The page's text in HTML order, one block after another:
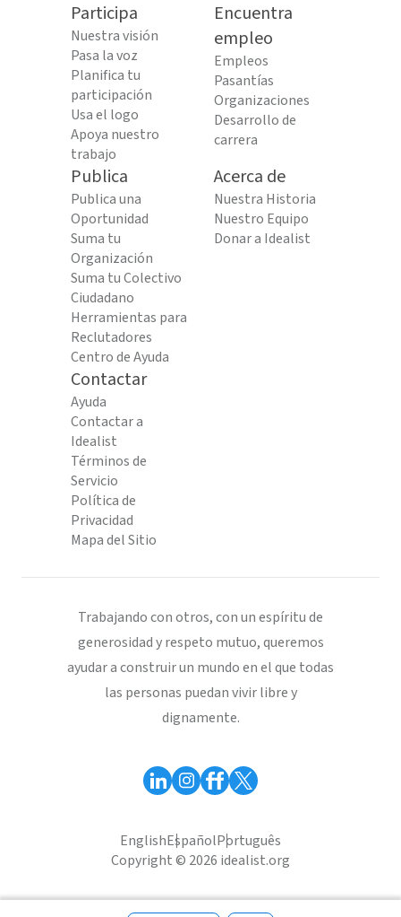
Participa
Nuestra visión
Pasa la voz
Planifica tu
participación
Usa el logo
Apoya nuestro
trabajo
Encuentra
empleo
Empleos
Pasantías
Organizaciones
Desarrollo de
carrera
Publica
Publica una
Oportunidad
Suma tu
Organización
Suma tu Colectivo
Ciudadano
Herramientas para
Reclutadores
Centro de Ayuda
Acerca de
Nuestra Historia
Nuestro Equipo
Donar a Idealist
Contactar
Ayuda
Contactar a
Idealist
Términos de
Servicio
Política de
Privacidad
Mapa del Sitio
Trabajando con otros, con un espíritu de
generosidad y respeto mutuo, queremos
ayudar a construir un mundo en el que todas
las personas puedan vivir libre y
dignamente.
EnglishEspañolPortuguês
Copyright © 2026 idealist.org